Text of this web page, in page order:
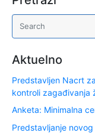
Aktuelno
Predstavljen Nacrt
kontroli zagađivanja
Anketa: Minimalna
Predstavljanje